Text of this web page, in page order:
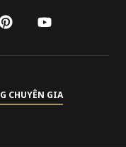
youtube
CHUYÊN GIA